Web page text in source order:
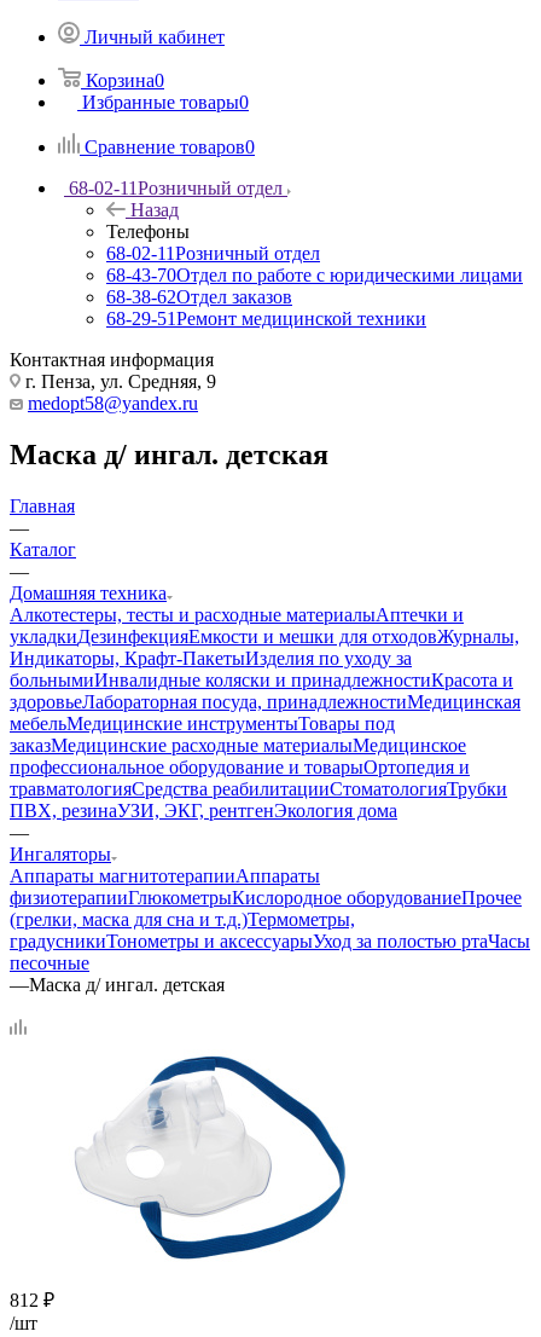
Личный кабинет
Корзина0
Избранные товары0
Сравнение товаров0
68-02-11Розничный отдел
Назад
Телефоны
68-02-11Розничный отдел
68-43-70Отдел по работе с юридическими лицами
68-38-62Отдел заказов
68-29-51Ремонт медицинской техники
Контактная информация
г. Пенза, ул. Средняя, 9
medopt58@yandex.ru
Маска д/ ингал. детская
Главная
—
Каталог
—
Домашняя техника
Алкотестеры, тесты и расходные материалыАптечки и
укладкиДезинфекцияЕмкости и мешки для отходовЖурналы,
Индикаторы, Крафт-ПакетыИзделия по уходу за
больнымиИнвалидные коляски и принадлежностиКрасота и
здоровьеЛабораторная посуда, принадлежностиМедицинская
мебельМедицинские инструментыТовары под
заказМедицинские расходные материалыМедицинское
профессиональное оборудование и товарыОртопедия и
травматологияСредства реабилитацииСтоматологияТрубки
ПВХ, резинаУЗИ, ЭКГ, рентгенЭкология дома
—
Ингаляторы
Аппараты магнитотерапииАппараты
физиотерапииГлюкометрыКислородное оборудованиеПрочее
(грелки, маска для сна и т.д.)Термометры,
градусникиТонометры и аксессуарыУход за полостью ртаЧасы
песочные
—Маска д/ ингал. детская
812 ₽
/шт